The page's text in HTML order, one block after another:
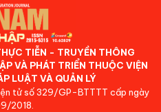
TIỄN - TRUYỀN THÔNG
VÀ PHÁT TRIỂN THUỘC VIỆN
LUẬT VÀ QUẢN LÝ
tử số 329/GP-BTTTT cấp ngày
2018.